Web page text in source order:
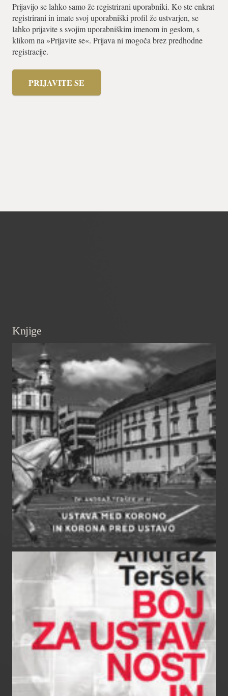
Prijavijo se lahko samo že registrirani uporabniki. Ko ste enkrat
registrirani in imate svoj uporabniški profil že ustvarjen, se
lahko prijavite s svojim uporabniškim imenom in geslom, s
klikom na »Prijavite se«. Prijava ni mogoča brez predhodne
registracije.
PRIJAVITE SE
Knjige